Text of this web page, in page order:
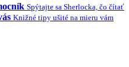
Spýtajte sa Sherlocka, čo čítať
Knižné tipy ušité na mieru vám